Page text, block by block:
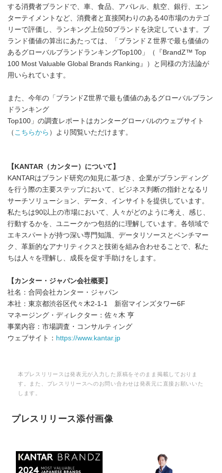
する消費者ブランドで、車、食品、アパレル、航空、銀行、エン
ターテイメントなど、消費者と直接関わりのある40市場のカテゴ
リーで評価し、ランキング上位50ブランドを決定しています。ブ
ランド価値の算出にあたっては、「ブランドＺ世界で最も価値の
あるグローバルブランドランキングTop100」（『BrandZ™ Top
100 Most Valuable Global Brands Ranking』）と同様の方法論が
用いられています。
また、今年の「ブランドZ世界で最も価値のあるグローバルブラン
ドランキング
Top100」の調査レポートはカンターグローバルのウェブサイト
（ こちらから ）より閲覧いただけます。
【KANTAR（カンター）について】
KANTARはブランド研究の知見に基づき、企業がブランディング
を行う際の主要ステップにおいて、ビジネス判断の指針となるリ
サーチソリューション、データ、インサイトを提供しています。
私たちは90以上の市場において、人々がどのように考え、感じ、
行動するかを、ユニークかつ包括的に理解しています。各領域で
エキスパートが持つ深い専門知識、データリソースとベンチマー
ク、革新的なアナリティクスと技術を組み合わせることで、私た
ちは人々を理解し、成長を促す手助けをします。
【カンター・ジャパン会社概要】
社名：合同会社カンター・ジャパン
本社：東京都渋谷区代々木2-1-1 新宿マインズタワー6F
マネージング・ディレクター：佐々木 亨
事業内容：市場調査・コンサルティング
ウェブサイト： https://www.kantar.jp
本プレスリリースは発表元が入力した原稿をそのまま掲載しておりま
す。また、プレスリリースへのお問い合わせは発表元に直接お願いいた
します。
プレスリリース添付画像